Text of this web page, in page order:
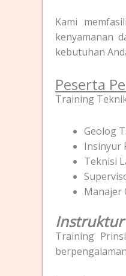
Kami
kenyamanan
kebutuhan
Peserta
Training
Geolog
Insinyur
Teknisi
Manajer
Instruktur
Training